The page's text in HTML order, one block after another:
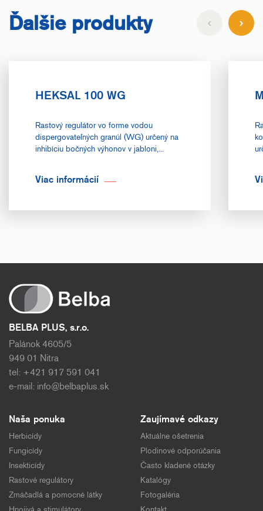
Ďalšie produkty
HEKSAL 100 WG
Rastový regulátor vo forme vodou
dispergovateľných granúl (WG) určený na
inhibíciu bočných výhonov v jabloni,...
Viac informácií
BELBA PLUS, s.r.o.
Palánok 4605/5
949 01 Nitra
tel: +421 917 591 041
e-mail: info@belbaplus.sk
Naša ponuka
Herbicídy
Fungicídy
Insekticídy
Rastové regulátory
Zmáčadlá a pomocné látky
Zaujímavé odkazy
Aktuálne ošetrenia
Plodinové odporúčania
Často kladené otázky
Katalógy
Fotogaléria